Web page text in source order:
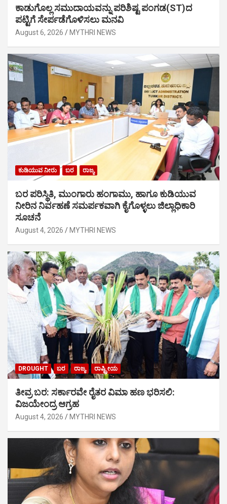
ಕಾಡುಗೊಲ್ಲ ಸಮುದಾಯವನ್ನು ಪರಿಶಿಷ್ಟ ಪಂಗಡ(ST)ದ
ಪಟ್ಟಿಗೆ ಸೇರ್ಪಡೆಗೊಳಿಸಲು ಮನವಿ
August 6, 2026 MYTHRI NEWS
ಕುಡಿಯುವ ನೀರು ಬರ ರಾಜ್ಯ
ಬರ ಪರಿಸ್ಥಿತಿ, ಮುಂಗಾರು ಹಂಗಾಮು, ಹಾಗೂ ಕುಡಿಯುವ
ನೀರಿನ ನಿರ್ವಹಣೆ ಸಮರ್ಪಕವಾಗಿ ಕೈಗೊಳ್ಳಲು ಜಿಲ್ಲಾಧಿಕಾರಿ
ಸೂಚನೆ
August 4, 2026 MYTHRI NEWS
DROUGHT ಬರ ರಾಜ್ಯ ರಾಷ್ಟ್ರೀಯ
ತೀವ್ರ ಬರ: ಸರ್ಕಾರವೇ ರೈತರ ವಿಮಾ ಹಣ ಭರಿಸಲಿ:
ವಿಜಯೇಂದ್ರ ಆಗ್ರಹ
August 4, 2026 MYTHRI NEWS